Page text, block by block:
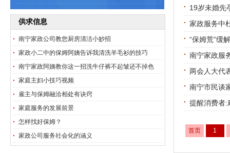
供求信息
南宁家政公司教您厨房清洁小妙招
家政小二中的保姆阿姨告诉我清洗羊毛衫的技巧
南宁家政阿姨教你这一招洗牛仔裤不起皱还不掉色
家庭主妇小技巧视频
雇主与保姆融洽相处有诀窍
家庭服务的发展前景
怎样找好保姆？
家政公司服务社会化的涵义
19岁未婚先
家政服务中
“保姆荒”缓
南宁家政服
两会人大代
南宁市民谈
提醒消费者:
首页 1